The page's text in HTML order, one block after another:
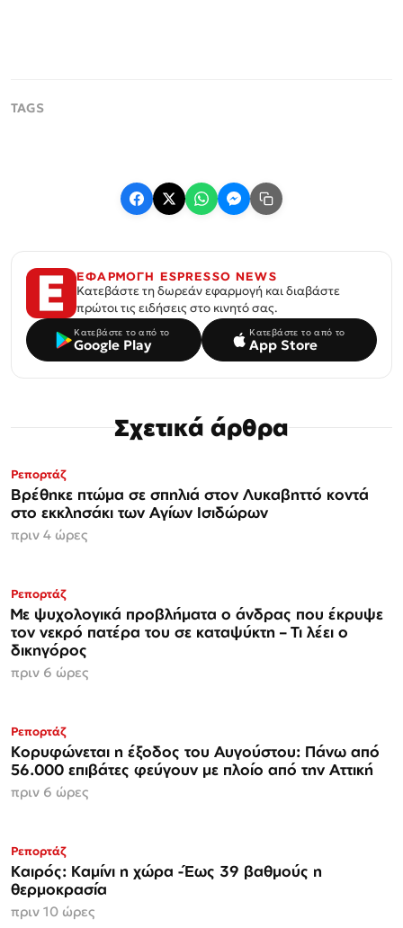
ΕΦΑΡΜΟΓΗ ESPRESSO NEWS
Κατεβάστε τη δωρεάν εφαρμογή και διαβάστε
πρώτοι τις ειδήσεις στο κινητό σας.
Κατεβάστε το από το
Google Play
Κατεβάστε το από το
App Store
Σχετικά άρθρα
Ρεπορτάζ
Βρέθηκε πτώμα σε σπηλιά στον Λυκαβηττό κοντά
στο εκκλησάκι των Αγίων Ισιδώρων
πριν 4 ώρες
Ρεπορτάζ
Με ψυχολογικά προβλήματα ο άνδρας που έκρυψε
τον νεκρό πατέρα του σε καταψύκτη – Τι λέει ο
δικηγόρος
πριν 6 ώρες
Ρεπορτάζ
Κορυφώνεται η έξοδος του Αυγούστου: Πάνω από
56.000 επιβάτες φεύγουν με πλοίο από την Αττική
πριν 6 ώρες
Ρεπορτάζ
Καιρός: Καμίνι η χώρα -Έως 39 βαθμούς η
θερμοκρασία
πριν 10 ώρες